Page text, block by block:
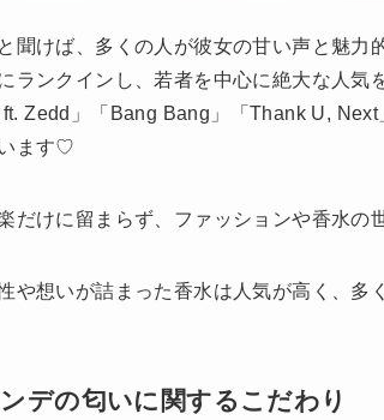
聞けば、多くの人が彼女の甘い声と魅
ランクインし、若者を中心に絶大な人気
Zedd」「Bang Bang」「Thank U,
ます♡
だけに留まらず、ファッションや香水
や想いが詰まった香水は人気が高く、
デの匂いに関するこだわり